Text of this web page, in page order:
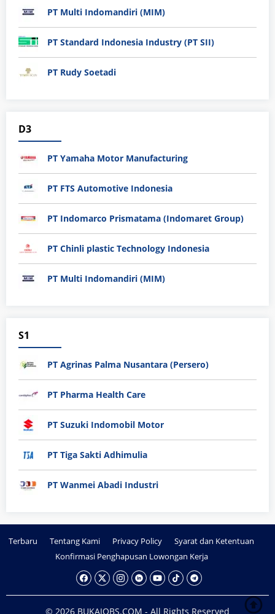
PT Multi Indomandiri (MIM)
PT Standard Indonesia Industry (PT SII)
PT Rudy Soetadi
D3
PT Yamaha Motor Manufacturing
PT FTS Automotive Indonesia
PT Indomarco Prismatama (Indomaret Group)
PT Chinli plastic Technology Indonesia
PT Multi Indomandiri (MIM)
S1
PT Agrinas Palma Nusantara (Persero)
PT Pharma Health Care
PT Suzuki Indomobil Motor
PT Tiga Sakti Adhimulia
PT Wanmei Abadi Industri
Terbaru Tentang Kami Privacy Policy
Syarat dan Ketentuan
Konfirmasi Penghapusan Lowongan Kerja
© 2026 BUKAJOBS.COM - All Rights Reserved